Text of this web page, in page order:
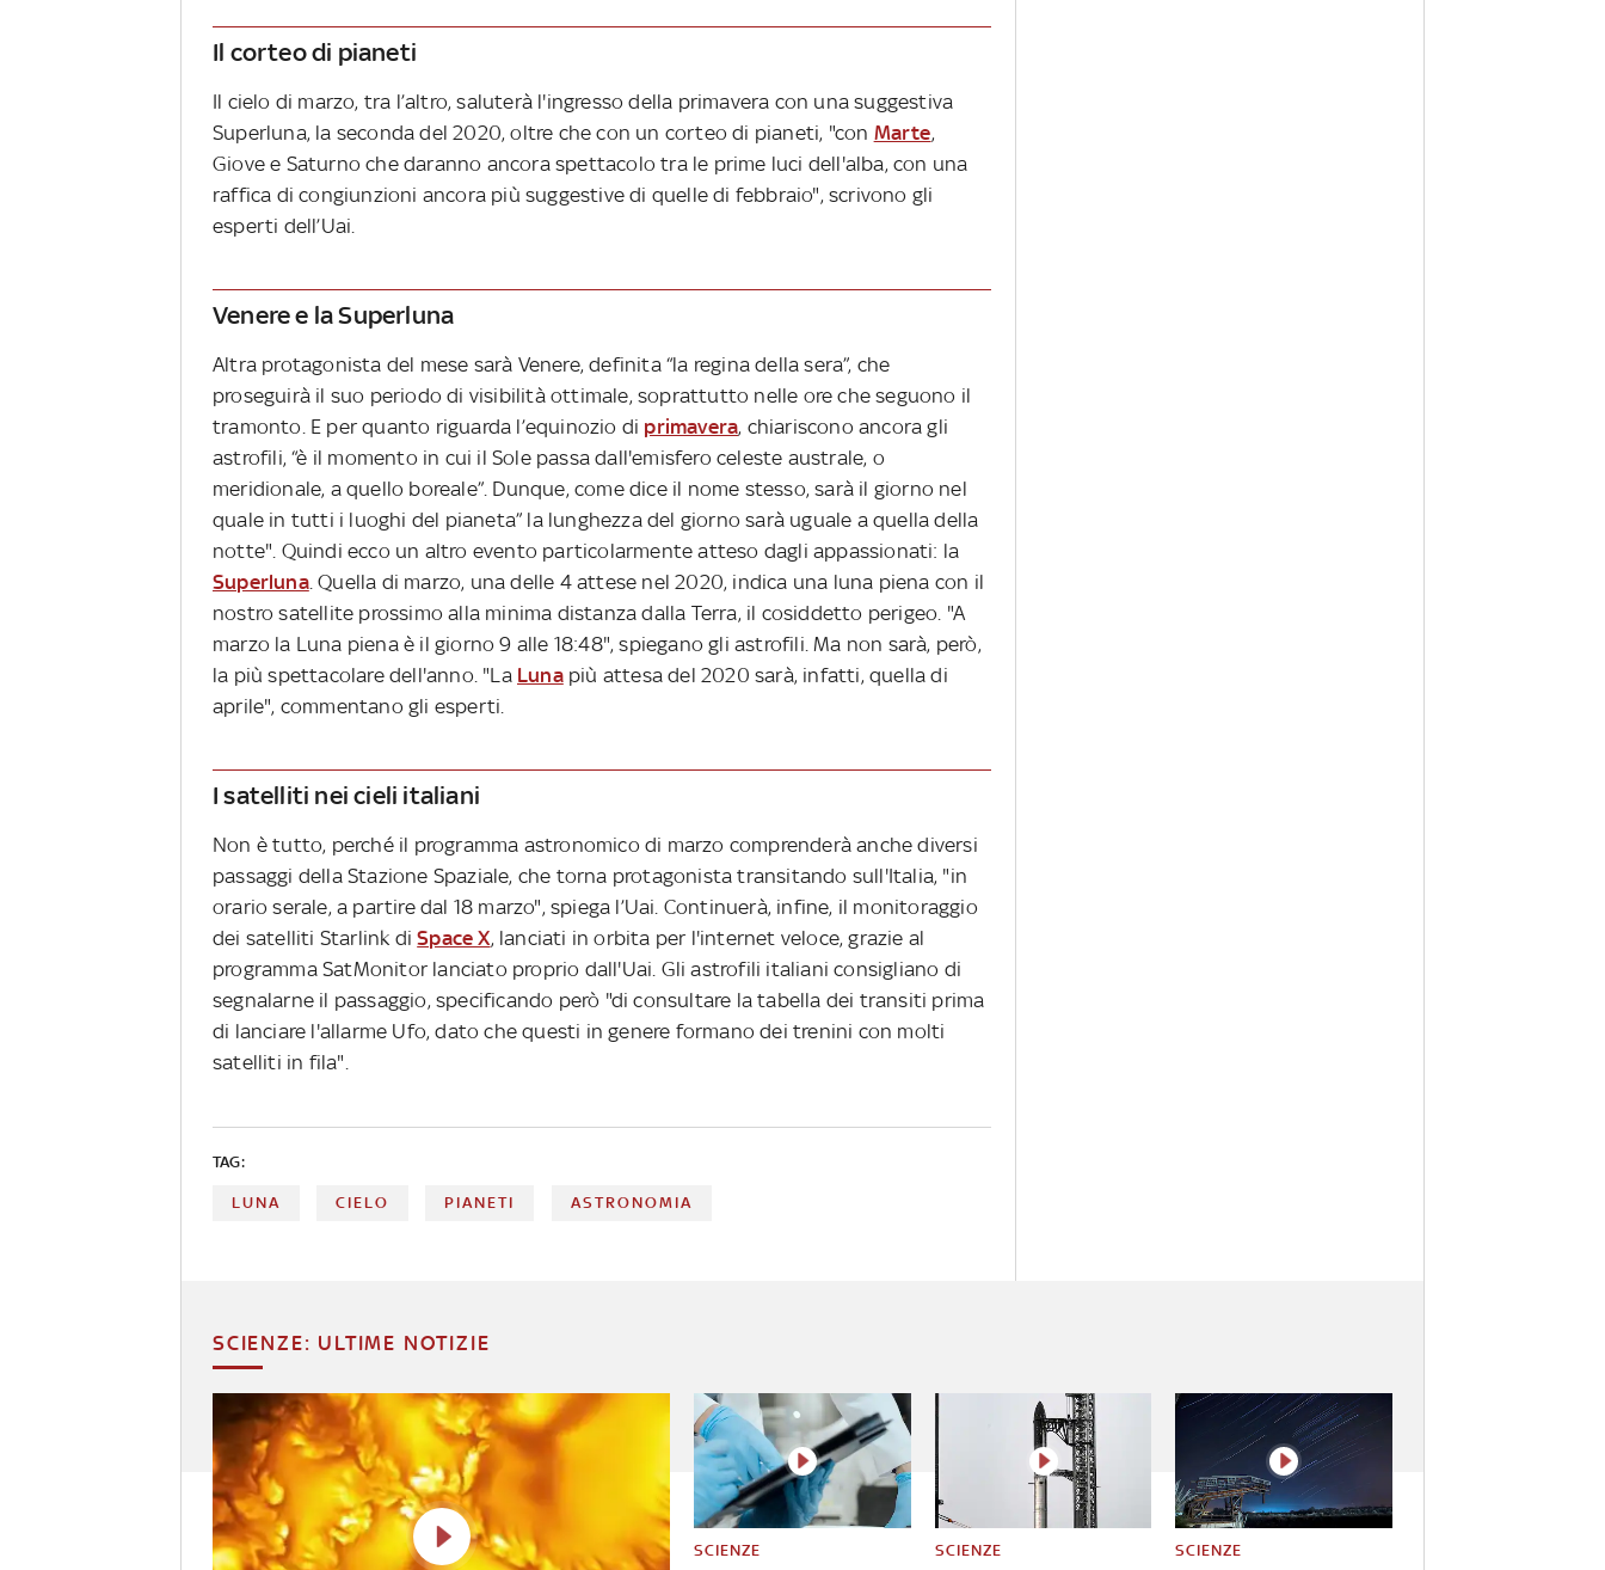
Il corteo di pianeti
Il cielo di marzo, tra l’altro, saluterà l'ingresso della primavera con una suggestiva
Superluna, la seconda del 2020, oltre che con un corteo di pianeti, "con Marte,
Giove e Saturno che daranno ancora spettacolo tra le prime luci dell'alba, con una
raffica di congiunzioni ancora più suggestive di quelle di febbraio", scrivono gli
esperti dell’Uai.
Venere e la Superluna
Altra protagonista del mese sarà Venere, definita “la regina della sera”, che
proseguirà il suo periodo di visibilità ottimale, soprattutto nelle ore che seguono il
tramonto. E per quanto riguarda l’equinozio di primavera, chiariscono ancora gli
astrofili, “è il momento in cui il Sole passa dall'emisfero celeste australe, o
meridionale, a quello boreale”. Dunque, come dice il nome stesso, sarà il giorno nel
quale in tutti i luoghi del pianeta” la lunghezza del giorno sarà uguale a quella della
notte". Quindi ecco un altro evento particolarmente atteso dagli appassionati: la
Superluna. Quella di marzo, una delle 4 attese nel 2020, indica una luna piena con il
nostro satellite prossimo alla minima distanza dalla Terra, il cosiddetto perigeo. "A
marzo la Luna piena è il giorno 9 alle 18:48", spiegano gli astrofili. Ma non sarà, però,
la più spettacolare dell'anno. "La Lunapiù attesa del 2020 sarà, infatti, quella di
aprile", commentano gli esperti.
I satelliti nei cieli italiani
Non è tutto, perché il programma astronomico di marzo comprenderà anche diversi
passaggi della Stazione Spaziale, che torna protagonista transitando sull'Italia, "in
orario serale, a partire dal 18 marzo", spiega l’Uai. Continuerà, infine, il monitoraggio
dei satelliti Starlink diSpace X, lanciati in orbita per l'internet veloce, grazie al
programma SatMonitor lanciato proprio dall'Uai. Gli astrofili italiani consigliano di
segnalarne il passaggio, specificando però "di consultare la tabella dei transiti prima
di lanciare l'allarme Ufo, dato che questi in genere formano dei trenini con molti
satelliti in fila".
TAG:
LUNA CIELO PIANETI ASTRONOMIA
SCIENZE: ULTIME NOTIZIE
SCIENZE SCIENZE SCIENZE